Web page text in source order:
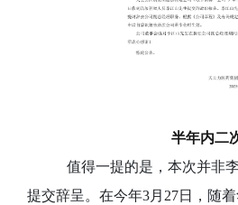
半年内二
值得一提的是，本次并非
提交辞呈。在今年3月27日，随着